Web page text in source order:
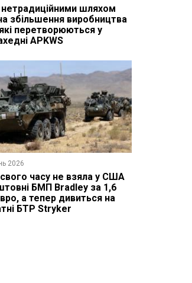
шляхом
збільшення виробництва
перетворюються у
APKWS
2026
свого часу не взяла у США
БМП Bradley за 1,6
а тепер дивиться на
БТР Stryker